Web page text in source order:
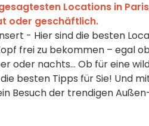
Locations in
oder geschäftlich.
- Hier sind die besten
frei zu bekommen – egal
oder nachts… Ob für eine
besten Tipps für Sie! Und
Besuch der trendigen